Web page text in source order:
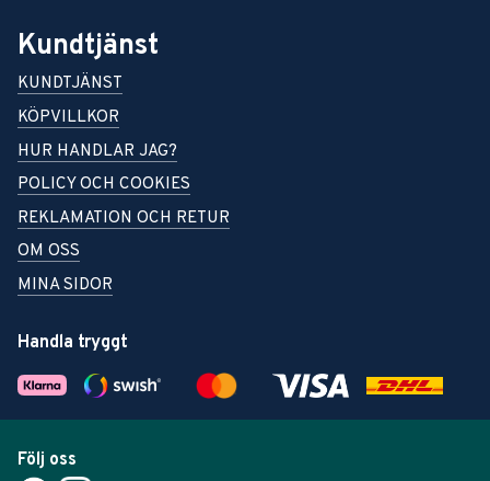
Kundtjänst
KUNDTJÄNST
KÖPVILLKOR
HUR HANDLAR JAG?
POLICY OCH COOKIES
REKLAMATION OCH RETUR
OM OSS
MINA SIDOR
Handla tryggt
Följ oss